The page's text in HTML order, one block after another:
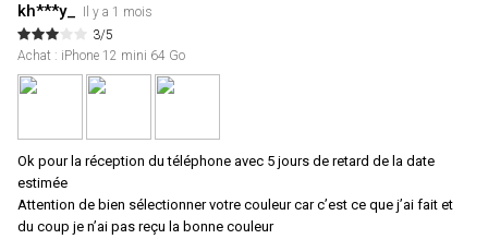
kh***y_
Il y a 1 mois
3/5
Achat : iPhone 12 mini 64 Go
Ok pour la réception du téléphone avec 5 jours de retard de la date
estimée
Attention de bien sélectionner votre couleur car c’est ce que j’ai fait et
du coup je n’ai pas reçu la bonne couleur